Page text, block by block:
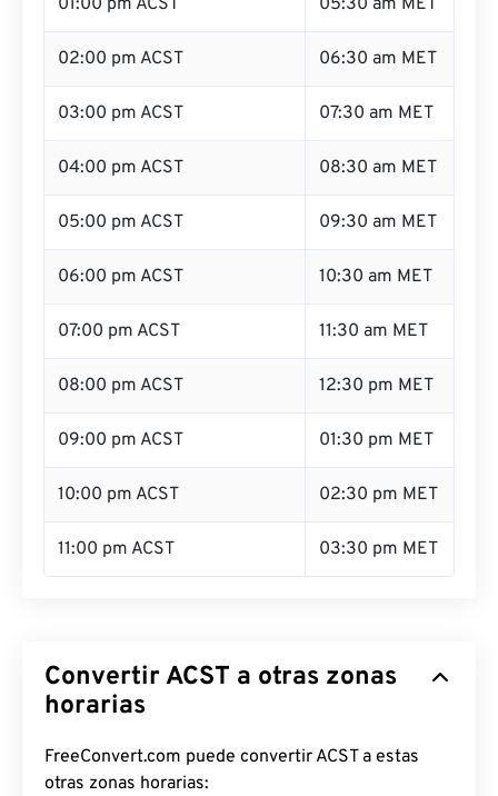
01:00 pm ACST 05:30 am MET
02:00 pm ACST 06:30 am MET
03:00 pm ACST 07:30 am MET
04:00 pm ACST 08:30 am MET
05:00 pm ACST 09:30 am MET
06:00 pm ACST 10:30 am MET
07:00 pm ACST 11:30 am MET
08:00 pm ACST 12:30 pm MET
09:00 pm ACST 01:30 pm MET
10:00 pm ACST 02:30 pm MET
11:00 pm ACST 03:30 pm MET
Convertir ACST a otras zonas
horarias
FreeConvert.com puede convertir ACST a estas
otras zonas horarias: